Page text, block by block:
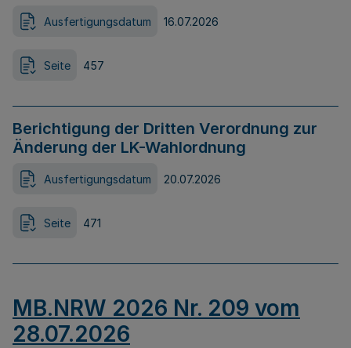
Ausfertigungsdatum 16.07.2026
Seite 457
Berichtigung der Dritten Verordnung zur
Änderung der LK-Wahlordnung
Ausfertigungsdatum 20.07.2026
Seite 471
MB.NRW 2026 Nr. 209 vom
28.07.2026